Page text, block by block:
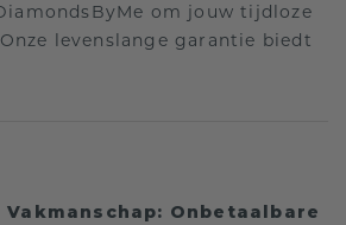
om jouw tijdloze
levenslange garantie biedt
Vakmanschap: Onbetaalbare